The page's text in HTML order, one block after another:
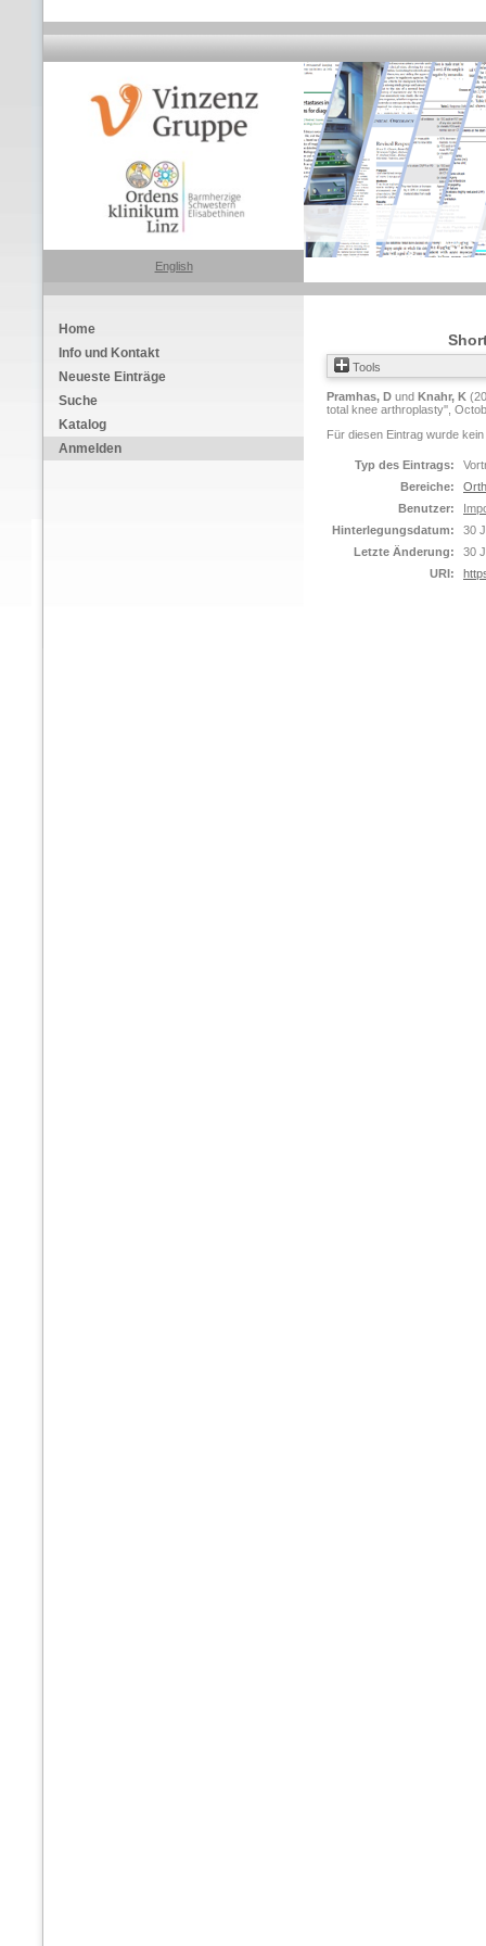
English
Home
Info und Kontakt
Neueste Einträge
Suche
Katalog
Anmelden
Tools
Pramhas, D und Knahr, K
total knee arthroplasty'',
Für diesen Eintrag wurde
Typ des Eintrags:
Bereiche:
Benutzer:
Hinterlegungsdatum:
30
Letzte Änderung:
30
URI: